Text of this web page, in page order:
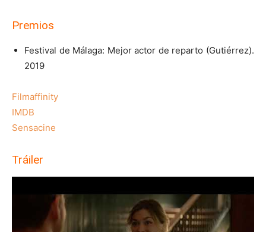
Premios
Festival de Málaga: Mejor actor de reparto (Gutiérrez).
2019
Filmaffinity
IMDB
Sensacine
Tráiler